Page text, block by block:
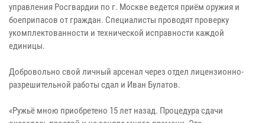
управления Росгвардии по г. Москве ведется приём оружия и
боеприпасов от граждан. Специалисты проводят проверку
укомплектованности и технической исправности каждой
единицы.
Добровольно свой личный арсенал через отдел лицензионно-
разрешительной работы сдал и Иван Булатов.
«Ружьё мною приобретено 15 лет назад. Процедура сдачи